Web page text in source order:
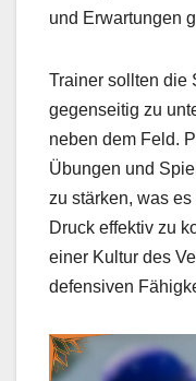
und Erwartungen
Trainer sollten die
gegenseitig zu
neben dem Feld.
Übungen und
zu stärken, was
Druck effektiv zu
einer Kultur des
defensiven